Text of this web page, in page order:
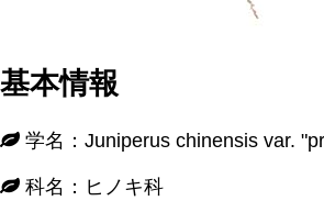
基本情報
学名：Juniperus chinensis var.
科名：ヒノキ科